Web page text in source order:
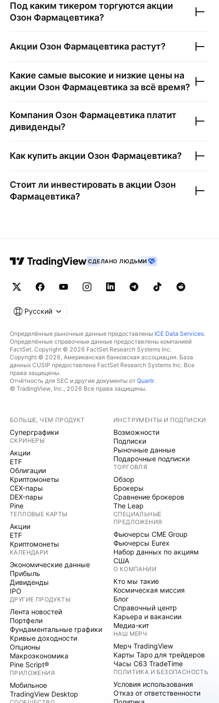
Под каким тикером торгуются акции
Озон Фармацевтика?
Акции Озон Фармацевтика растут?
Какие самые высокие и низкие цены на
акции Озон Фармацевтиказа всё время?
Компания Озон Фармацевтика платит
дивиденды?
Как купить акции Озон Фармацевтика?
Стоит ли инвестировать в акции Озон
Фармацевтика?
СДЕЛАНО ЛЮДЬМИ
Русский
Определённые рыночные данные предоставлены ICE Data Services.
Определённые справочные данные предоставлены компанией
FactSet. Copyright © 2026 FactSet Research Systems Inc.
Copyright © 2026, Американская банковская ассоциация. База
данных CUSIP предоставлена FactSet Research Systems Inc. Все
права защищены.
Отчётность для SEC и другие документы от Quartr.
© TradingView, Inc., 2026 Все права защищены.
БОЛЬШЕ, ЧЕМ ПРОДУКТ
Суперграфики
СКРИНЕРЫ
Акции
ETF
Облигации
Криптомонеты
CEX-пары
DEX-пары
Pine
ТЕПЛОВЫЕ КАРТЫ
Акции
ETF
Криптомонеты
КАЛЕНДАРИ
Экономические данные
Прибыль
Дивиденды
IPO
ДРУГИЕ ПРОДУКТЫ
Лента новостей
Портфели
Фундаментальные графики
Кривые доходности
Опционы
Макроэкономика
Pine Script®
ПРИЛОЖЕНИЯ
Мобильное
TradingView Desktop
ИНСТРУМЕНТЫ И ПОДПИСКИ
Возможности
Подписки
Рыночные данные
Подарочные подписки
ТОРГОВЛЯ
Обзор
Брокеры
Сравнение брокеров
The Leap
СПЕЦИАЛЬНЫЕ
ПРЕДЛОЖЕНИЯ
Фьючерсы CME Group
Фьючерсы Eurex
Набор данных по акциям
США
О КОМПАНИИ
Кто мы такие
Космическая миссия
Блог
Справочный центр
Карьера и вакансии
Медиа-кит
НАШ МЕРЧ
Мерч TradingView
Карты Таро для трейдеров
Часы C63 TradeTime
ПОЛИТИКА И БЕЗОПАСНОСТЬ
Условия использования
Отказ от ответственности